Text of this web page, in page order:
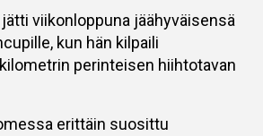
jätti viikonloppuna jäähyväisensä
kun hän kilpaili
perinteisen hiihtotavan
erittäin suosittu